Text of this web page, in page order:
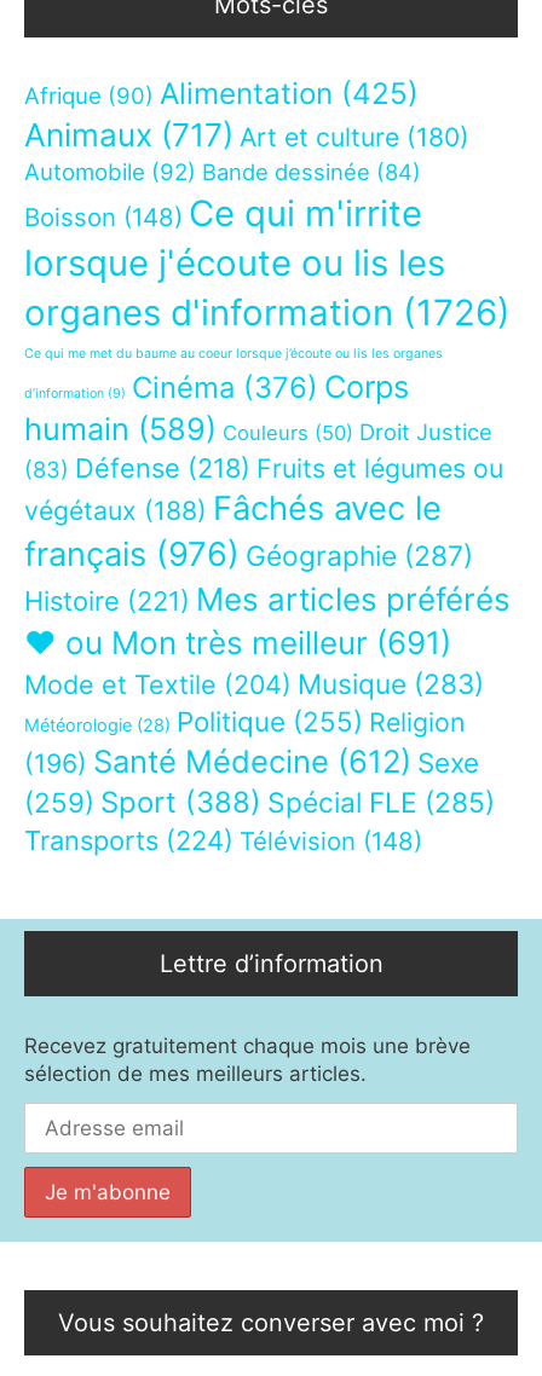
Afrique (90) Alimentation (425)
Animaux (717) Art et culture (180)
Automobile (92) Bande dessinée (84)
Boisson (148) Ce qui m'irrite
lorsque j'écoute ou lis les
organes d'information (1726)
Ce qui me met du baume au coeur lorsque j’écoute ou lis les organes
d’information (9) Cinéma (376) Corps
humain (589) Couleurs (50) Droit Justice
(83) Défense (218) Fruits et légumes ou
végétaux (188) Fâchés avec le
français (976) Géographie (287)
Histoire (221) Mes articles préférés
❤ ou Mon très meilleur (691)
Mode et Textile (204) Musique (283)
Météorologie (28) Politique (255) Religion
(196) Santé Médecine (612) Sexe
(259) Sport (388) Spécial FLE (285)
Transports (224) Télévision (148)
Lettre d’information
Recevez gratuitement chaque mois une brève
sélection de mes meilleurs articles.
Vous souhaitez converser avec moi ?